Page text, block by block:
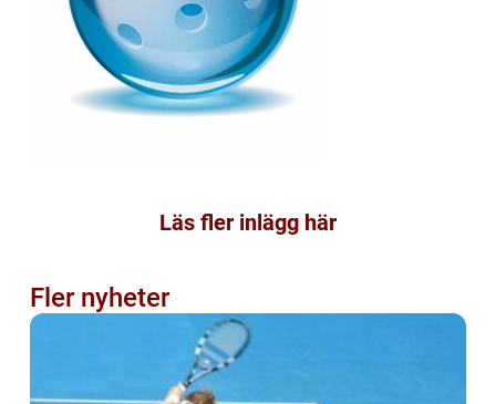
Läs fler inlägg här
Fler nyheter